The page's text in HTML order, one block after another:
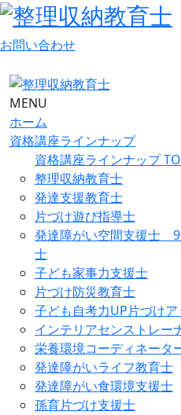
お問い合わせ
MENU
ホーム
資格講座ラインナップ
資格講座ラインナップ
整理収納教育士
発達支援教育士
片づけ遊び指導士
発達障がい空間支援士
士
子ども家事力支援士
片づけ防災教育士
子ども自考力UP片づけ
インテリアセンストレー
栄養環境コーディネータ
発達障がいライフ教育士
発達障がい食環境支援士
孫育片づけ支援士